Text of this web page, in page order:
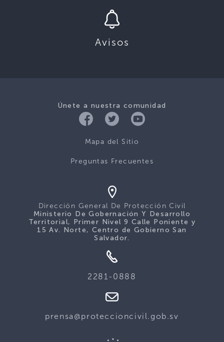
Avisos
Únete a nuestra comunidad
Mapa del Sitio
Preguntas Frecuentes
Dirección General De Protección Civil
Ministerio De Gobernación Y Desarrollo
Territorial, Primer Nivel 9 Calle Poniente y
15 Av. Norte, Centro de Gobierno San
Salvador.
2281-0888
prensa@proteccioncivil.gob.sv